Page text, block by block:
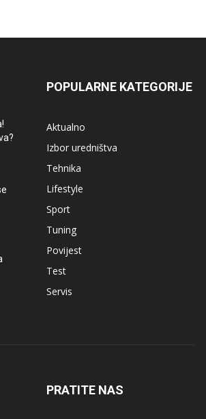
POPULARNE KATEGORIJE
Aktualno
Izbor uredništva
Tehnika
Lifestyle
Sport
Tuning
Povijest
Test
Servis
PRATITE NAS